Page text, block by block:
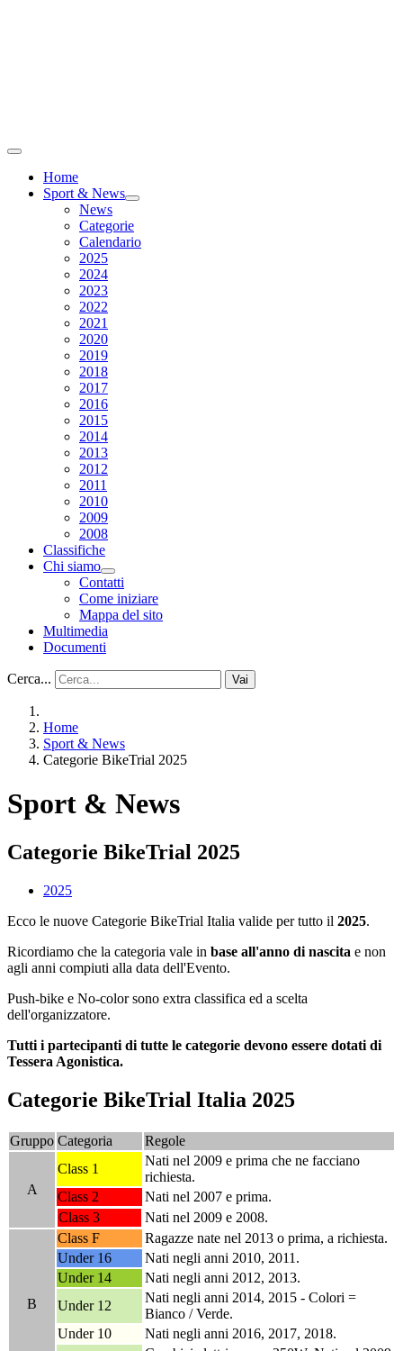
Home
Sport & News
News
Categorie
Calendario
2025
2024
2023
2022
2021
2020
2019
2018
2017
2016
2015
2014
2013
2012
2011
2010
2009
2008
Classifiche
Chi siamo
Contatti
Come iniziare
Mappa del sito
Multimedia
Documenti
Cerca... Vai
Home
Sport & News
Categorie BikeTrial 2025
Sport & News
Categorie BikeTrial 2025
2025
Ecco le nuove Categorie BikeTrial Italia valide per tutto il 2025.
Ricordiamo che la categoria vale in base all'anno di nascita e non
agli anni compiuti alla data dell'Evento.
Push-bike e No-color sono extra classifica ed a scelta
dell'organizzatore.
Tutti i partecipanti di tutte le categorie devono essere dotati di
Tessera Agonistica.
Categorie BikeTrial Italia 2025
Gruppo Categoria Regole
A
Class 1
Nati nel 2009 e prima che ne facciano
richiesta.
Class 2
Nati nel 2007 e prima.
Class 3
Nati nel 2009 e 2008.
B
Class F
Ragazze nate nel 2013 o prima, a richiesta.
Under 16
Nati negli anni 2010, 2011.
Under 14
Nati negli anni 2012, 2013.
Under 12
Nati negli anni 2014, 2015 - Colori =
Bianco / Verde.
Under 10
Nati negli anni 2016, 2017, 2018.